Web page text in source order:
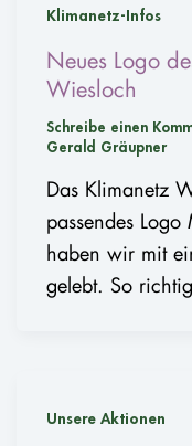
Klimanetz-Infos
Neues Logo
Wiesloch
Schreibe einen
Gerald Gräupner
Das Klimanetz
passendes
haben wir mit
gelebt. So
Unsere Aktionen